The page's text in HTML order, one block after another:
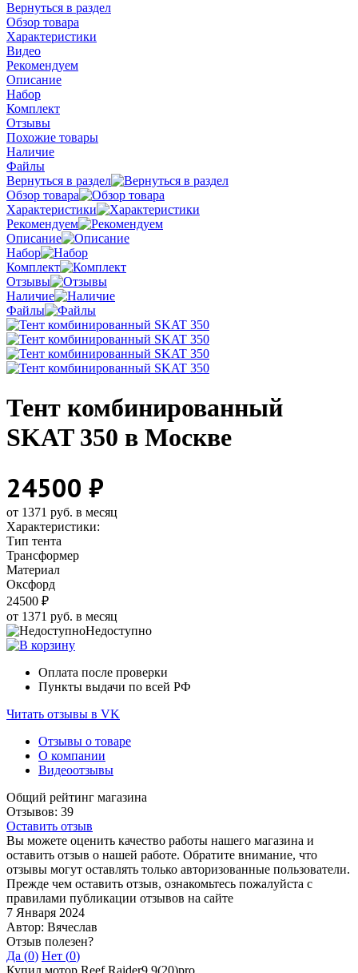
Вернуться в раздел
Обзор товара
Характеристики
Видео
Рекомендуем
Описание
Набор
Комплект
Отзывы
Похожие товары
Наличие
Файлы
Вернуться в раздел
Обзор товара
Характеристики
Рекомендуем
Описание
Набор
Комплект
Отзывы
Наличие
Файлы
Тент комбинированный
SKAT 350 в Москве
24500 ₽
от 1371 руб. в месяц
Характеристики:
Тип тента
Трансформер
Материал
Оксфорд
24500 ₽
от 1371 руб. в месяц
Недоступно
Оплата после проверки
Пункты выдачи по всей РФ
Читать отзывы в VK
Отзывы о товаре
О компании
Видеоотзывы
Общий рейтинг магазина
Отзывов: 39
Оставить отзыв
Вы можете оценить качество работы нашего магазина и
оставить отзыв о нашей работе. Обратите внимание, что
отзывы могут оставлять только авторизованные пользователи.
Прежде чем оставить отзыв, ознакомьтесь пожалуйста с
правилами публикации отзывов на сайте
7 Января 2024
Автор: Вячеслав
Отзыв полезен?
Да (0) Нет (0)